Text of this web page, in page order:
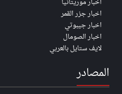
اخبار جزر القمر
اخبار جيبوتي
اخبار الصومال
لايف ستايل بالعربي
المصادر